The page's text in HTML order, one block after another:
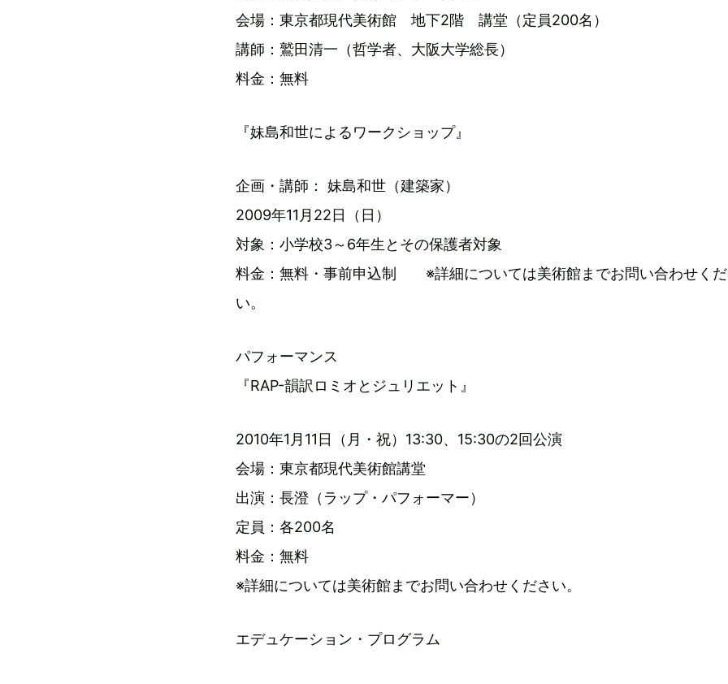
会場：東京都現代美術館 地下2階 講堂（定員200名）
講師：鷲田清一（哲学者、大阪大学総長）
料金：無料
『妹島和世によるワークショップ』
企画・講師： 妹島和世（建築家）
2009年11月22日（日）
対象：小学校3～6年生とその保護者対象
料金：無料・事前申込制 ※詳細については美術館までお問い合わせく
い。
パフォーマンス
『RAP-韻訳ロミオとジュリエット』
2010年1月11日（月・祝）13:30、15:30の2回公演
会場：東京都現代美術館講堂
出演：長澄（ラップ・パフォーマー）
定員：各200名
料金：無料
※詳細については美術館までお問い合わせください。
エデュケーション・プログラム